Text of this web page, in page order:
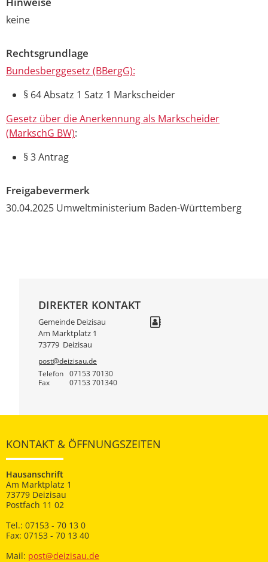
keine
Rechtsgrundlage
Bundesberggesetz (BBergG):
§ 64 Absatz 1 Satz 1 Markscheider
Gesetz über die Anerkennung als Markscheider
(MarkschG BW):
§ 3 Antrag
Freigabevermerk
30.04.2025 Umweltministerium Baden-Württemberg
DIREKTER KONTAKT
Gemeinde Deizisau
Am Marktplatz 1
73779 Deizisau
post@deizisau.de
Telefon
07153 70130
Fax 07153 701340
KONTAKT & ÖFFNUNGSZEITEN
Hausanschrift
Am Marktplatz 1
73779 Deizisau
Postfach 11 02
Tel.: 07153 - 70 13 0
Fax: 07153 - 70 13 40
Mail: post@deizisau.de